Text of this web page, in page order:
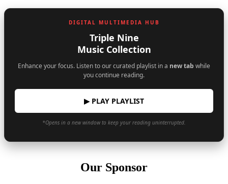
DIGITAL MULTIMEDIA HUB
Triple Nine
Music Collection
Enhance your focus. Listen to our curated playlist in a new tab while
you continue reading.
▶ PLAY PLAYLIST
*Opens in a new window to keep your reading uninterrupted.
Our Sponsor